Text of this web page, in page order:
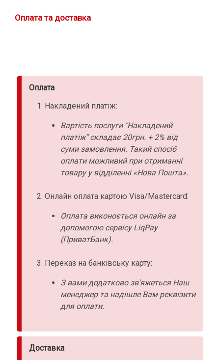
Оплата та доставка
Оплата
Накладений платіж:
Вартість послуги "Накладений
платіж" складає 20грн. + 2% від
суми замовлення. Такий спосіб
оплати можливий при отриманні
товару у відділенні «Нова Пошта».
Онлайн оплата картою Visa/Mastercard:
Оплата виконоється онлайн за
допомогою сервісу LiqPay
(ПриватБанк).
Переказ на банківську карту:
З вами додатково зв'яжеться Наш
менеджер та надішле Вам реквізити
для оплати.
Доставка